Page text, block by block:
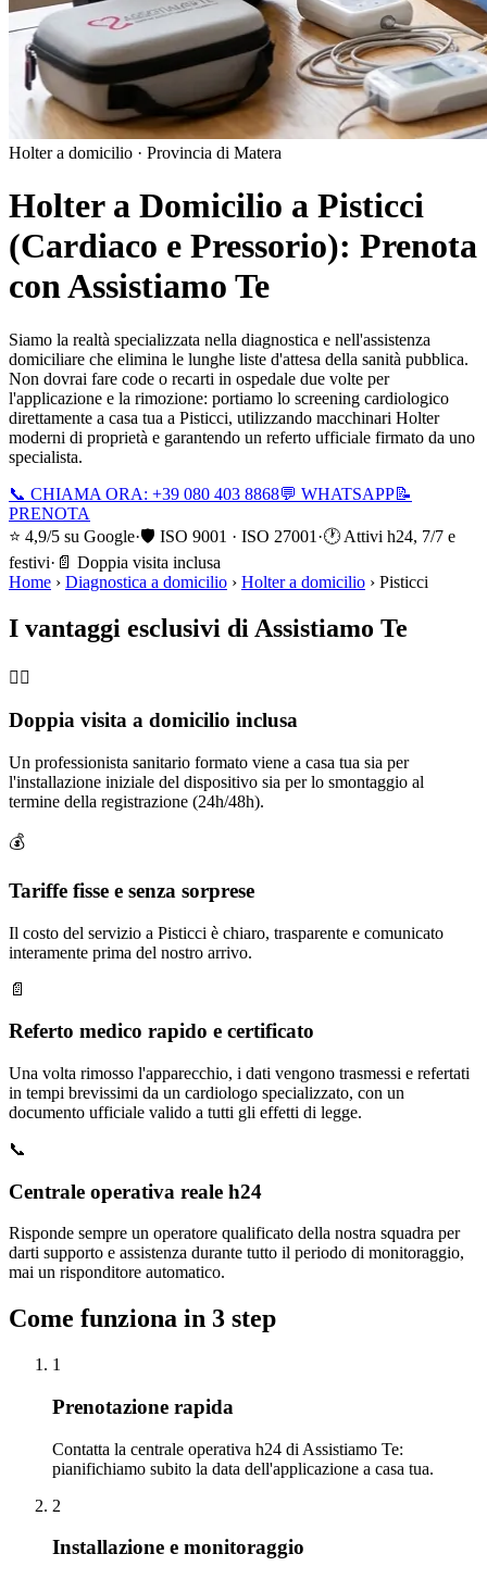
Holter a domicilio · Provincia di Matera
Holter a Domicilio a Pisticci
(Cardiaco e Pressorio): Prenota
con Assistiamo Te
Siamo la realtà specializzata nella diagnostica e nell'assistenza
domiciliare che elimina le lunghe liste d'attesa della sanità pubblica.
Non dovrai fare code o recarti in ospedale due volte per
l'applicazione e la rimozione: portiamo lo screening cardiologico
direttamente a casa tua a Pisticci, utilizzando macchinari Holter
moderni di proprietà e garantendo un referto ufficiale firmato da uno
specialista.
📞 CHIAMA ORA: +39 080 403 8868💬 WHATSAPP📝
PRENOTA
⭐ 4,9/5 su Google·🛡️ ISO 9001 · ISO 27001 ·🕐 Attivi h24, 7/7 e
festivi· 📄 Doppia visita inclusa
Home › Diagnostica a domicilio › Holter a domicilio › Pisticci
I vantaggi esclusivi di Assistiamo Te
🧑‍⚕️
Doppia visita a domicilio inclusa
Un professionista sanitario formato viene a casa tua sia per
l'installazione iniziale del dispositivo sia per lo smontaggio al
termine della registrazione (24h/48h).
💰
Tariffe fisse e senza sorprese
Il costo del servizio a Pisticci è chiaro, trasparente e comunicato
interamente prima del nostro arrivo.
📄
Referto medico rapido e certificato
Una volta rimosso l'apparecchio, i dati vengono trasmessi e refertati
in tempi brevissimi da un cardiologo specializzato, con un
documento ufficiale valido a tutti gli effetti di legge.
📞
Centrale operativa reale h24
Risponde sempre un operatore qualificato della nostra squadra per
darti supporto e assistenza durante tutto il periodo di monitoraggio,
mai un risponditore automatico.
Come funziona in 3 step
1
Prenotazione rapida
Contatta la centrale operativa h24 di Assistiamo Te:
pianifichiamo subito la data dell'applicazione a casa tua.
2
Installazione e monitoraggio